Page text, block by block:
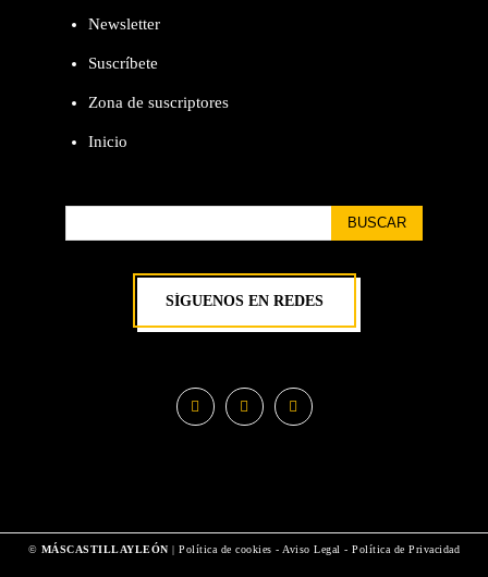
Newsletter
Suscríbete
Zona de suscriptores
Inicio
BUSCAR
SÍGUENOS EN REDES
© MÁSCASTILLAYLEÓN |Política de cookies -Aviso Legal-Política de Privacidad